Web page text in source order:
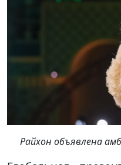
Райхон объявлена